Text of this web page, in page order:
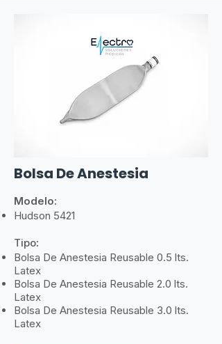
Bolsa De Anestesia
Modelo:
​Hudson 5421
Tipo:
Bolsa De Anestesia Reusable 0.5 lts.
Latex
Bolsa De Anestesia Reusable 2.0 lts.
Latex
Bolsa De Anestesia Reusable 3.0 lts.
Latex